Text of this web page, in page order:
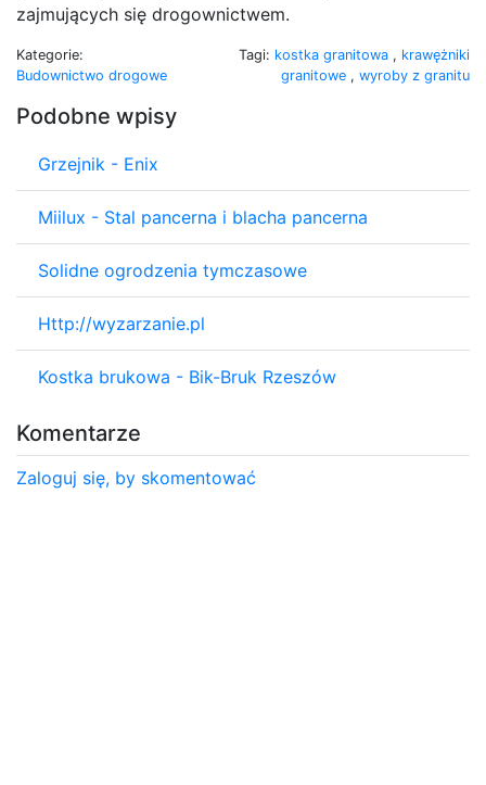
zajmujących się drogownictwem.
Kategorie:
Budownictwo drogowe
Tagi: kostka granitowa , krawężniki
granitowe , wyroby z granitu
Podobne wpisy
Grzejnik - Enix
Miilux - Stal pancerna i blacha pancerna
Solidne ogrodzenia tymczasowe
Http://wyzarzanie.pl
Kostka brukowa - Bik-Bruk Rzeszów
Komentarze
Zaloguj się, by skomentować